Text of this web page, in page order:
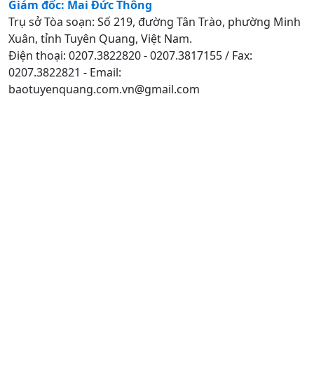
Giám đốc: Mai Đức Thông
Trụ sở Tòa soạn: Số 219, đường Tân Trào, phường Minh
Xuân, tỉnh Tuyên Quang, Việt Nam.
Điện thoại: 0207.3822820 - 0207.3817155 / Fax:
0207.3822821 - Email:
baotuyenquang.com.vn@gmail.com